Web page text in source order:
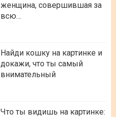
женщина, совершившая за
всю…
Найди кошку на картинке и
докажи, что ты самый
внимательный
Что ты видишь на картинке: